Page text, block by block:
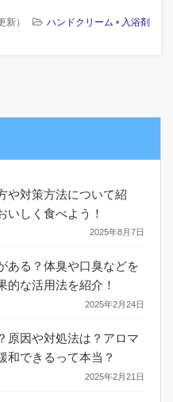
新） ハンドクリーム • 入浴剤
や対策方法について紹
いしく食べよう！
2025年8月7日
ある？体臭や口臭などを
的な活用法を紹介！
2025年2月24日
原因や対処法は？アロマ
和できるって本当？
2025年2月21日